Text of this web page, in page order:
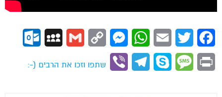
Facebook
Twitter
Email
WhatsApp
Messenger
Copy
Gmail
MySpace
Print
Message
Skype
Telegram
Viber
שתפו וזכו את הרבים (-: